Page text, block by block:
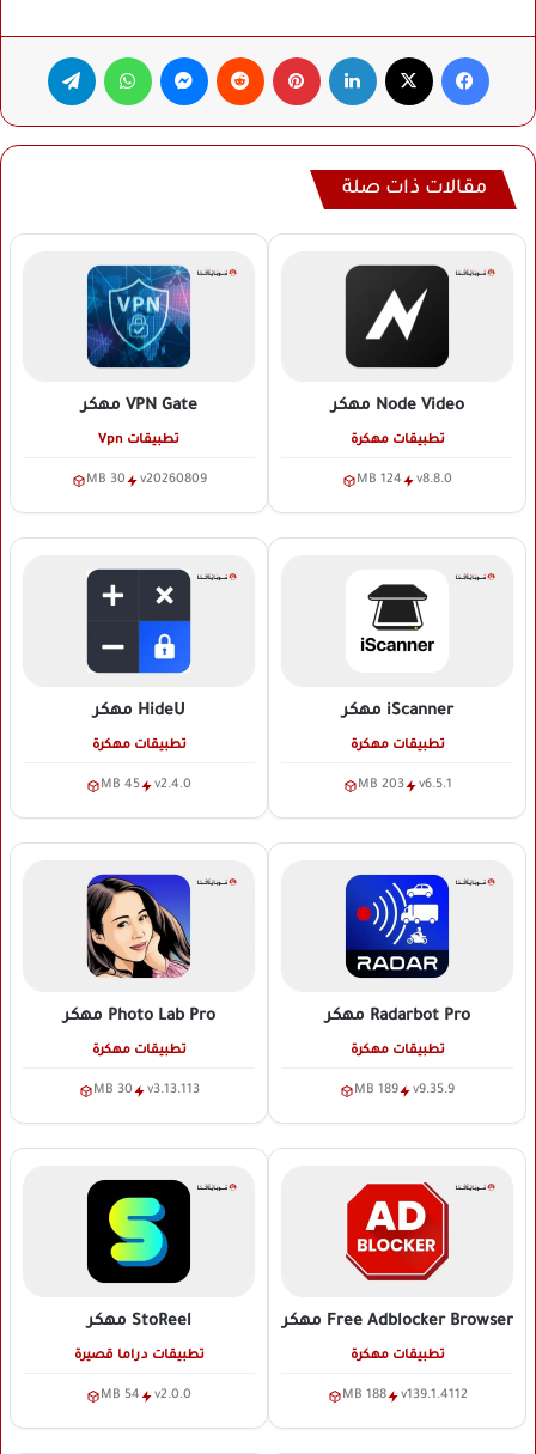
فيسبوك لينكدإن بينتيريست ماسنجر واتساب
مقالات ذات صلة
Node Video مهكر
تطبيقات مهكرة
v8.8.0
124 MB
VPN Gate مهكر
تطبيقات Vpn
v20260809
30 MB
iScanner مهكر
تطبيقات مهكرة
v6.5.1
203 MB
HideU مهكر
تطبيقات مهكرة
v2.4.0
45 MB
Radarbot Pro مهكر
تطبيقات مهكرة
v9.35.9
189 MB
Photo Lab Pro مهكر
تطبيقات مهكرة
v3.13.113
30 MB
Free Adblocker Browser مهكر
تطبيقات مهكرة
v139.1.4112
188 MB
StoReel مهكر
تطبيقات دراما قصيرة
v2.0.0
54 MB